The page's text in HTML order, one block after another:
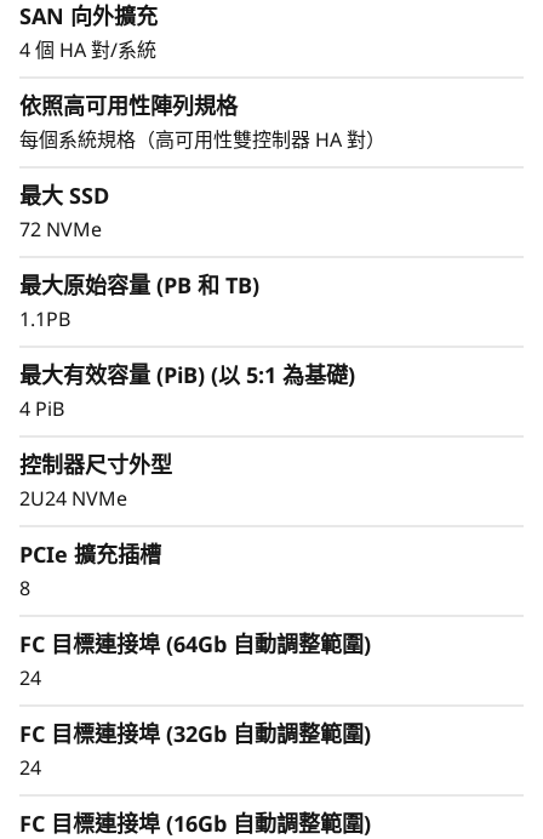
智慧且全面的資料管理能力
物件工作負荷，無論是在地端或雲端，都能提供高
效無縫的使用者體驗。滿足現代工作負荷的需求，
SAN 向外擴充
4 個 HA 對/系統
依照高可用性陣列規格
每個系統規格（高可用性雙控制器 HA 對）
最大 SSD
72 NVMe
最大原始容量 (PB 和 TB)
1.1PB
最大有效容量 (PiB) (以 5:1 為基礎)
4 PiB
控制器尺寸外型
2U24 NVMe
PCIe 擴充插槽
8
FC 目標連接埠 (64Gb 自動調整範圍)
24
FC 目標連接埠 (32Gb 自動調整範圍)
24
FC 目標連接埠 (16Gb 自動調整範圍)